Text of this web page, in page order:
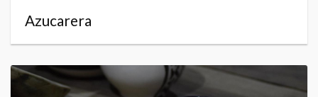
Azucarera